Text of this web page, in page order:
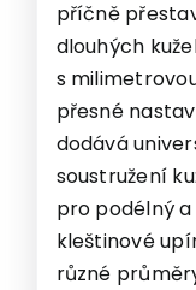
příčně
dlouhých
s
přesné
dodává
soustružení
pro podélný
kleštinové
různé